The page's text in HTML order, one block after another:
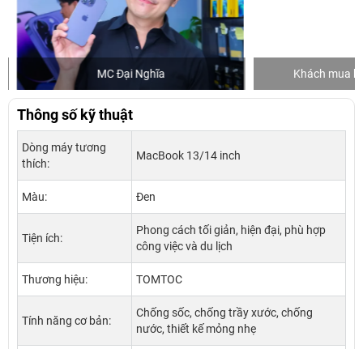
MC Đại Nghĩa Khách mua
Thông số kỹ thuật
Dòng máy tương
thích:
MacBook 13/14 inch
Màu: Đen
Tiện ích:
Phong cách tối giản, hiện đại, phù hợp
công việc và du lịch
Thương hiệu: TOMTOC
Tính năng cơ bản:
Chống sốc, chống trầy xước, chống
nước, thiết kế mỏng nhẹ